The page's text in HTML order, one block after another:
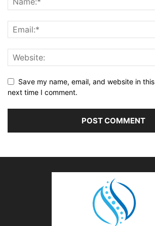
Save my name, email, and website in
next time I comment.